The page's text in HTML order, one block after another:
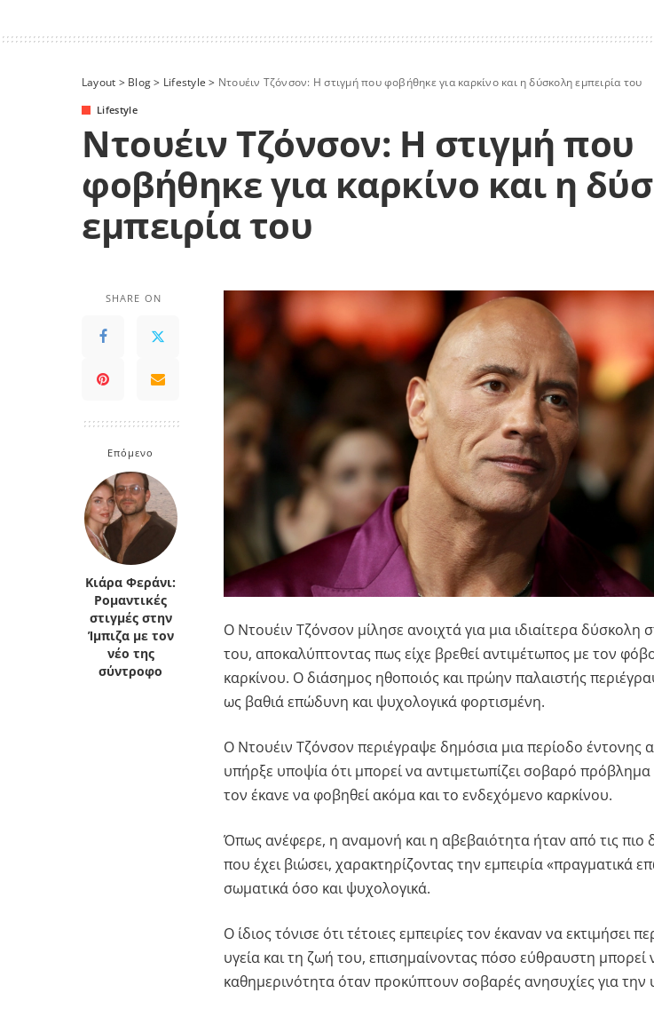
Layout > Blog> Lifestyle > Ντουέιν Τζόνσον: Η στιγμή που φοβήθηκε για καρκίνο και η δύσκολη εμπειρία του
Lifestyle
Ντουέιν Τζόνσον: Η στιγμή που
φοβήθηκε για καρκίνο και η
εμπειρία του
SHARE ON
Επόμενο
Κιάρα Φεράνι:
Ρομαντικές
στιγμές στην
Ίμπιζα με τον
νέο της
σύντροφο
Ο Ντουέιν Τζόνσον μίλησε ανοιχτά για μια ιδιαίτερα δύσκολη
του, αποκαλύπτοντας πως είχε βρεθεί αντιμέτωπος με τον
καρκίνου. Ο διάσημος ηθοποιός και πρώην παλαιστής
ως βαθιά επώδυνη και ψυχολογικά φορτισμένη.
Ο Ντουέιν Τζόνσον περιέγραψε δημόσια μια περίοδο έντονης
υπήρξε υποψία ότι μπορεί να αντιμετωπίζει σοβαρό πρόβλημα
τον έκανε να φοβηθεί ακόμα και το ενδεχόμενο καρκίνου.
Όπως ανέφερε, η αναμονή και η αβεβαιότητα ήταν από τις πιο
που έχει βιώσει, χαρακτηρίζοντας την εμπειρία «πραγματικά
σωματικά όσο και ψυχολογικά.
Ο ίδιος τόνισε ότι τέτοιες εμπειρίες τον έκαναν να εκτιμήσει
υγεία και τη ζωή του, επισημαίνοντας πόσο εύθραυστη μπορεί
καθημερινότητα όταν προκύπτουν σοβαρές ανησυχίες για την